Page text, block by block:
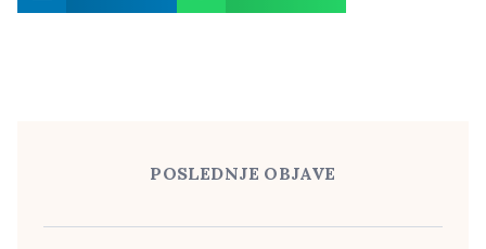
POSLEDNJE OBJAVE